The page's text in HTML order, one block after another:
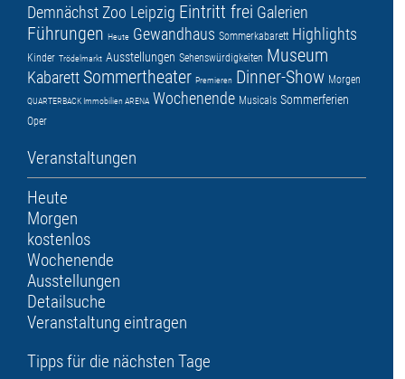
Demnächst Zoo Leipzig Eintritt frei Galerien
Führungen Heute Gewandhaus Sommerkabarett Highlights
Kinder Trödelmarkt Ausstellungen Sehenswürdigkeiten Museum
Kabarett Sommertheater Premieren Dinner-Show Morgen
QUARTERBACK Immobilien ARENA Wochenende Musicals Sommerferien
Oper
Veranstaltungen
Heute
Morgen
kostenlos
Wochenende
Ausstellungen
Detailsuche
Veranstaltung eintragen
Tipps für die nächsten Tage